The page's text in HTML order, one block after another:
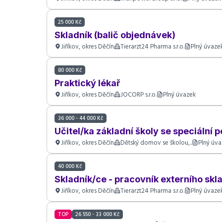
25 000 Kč
Skladník (balič objednávek)
Jiříkov, okres Děčín Tierarzt24 Pharma s.r.o. Plný
80 000 Kč
Praktický lékař
Jiříkov, okres Děčín JOCORP s.r.o. Plný úvazek
36 000 - 44 000 Kč
Učitel/ka základní školy se speciální
Jiříkov, okres Děčín Dětský domov se školou,.. Plný
40 000 Kč
Skladník/ce - pracovník externího
Jiříkov, okres Děčín Tierarzt24 Pharma s.r.o. Plný
TOP 26 550 - 33 000 Kč